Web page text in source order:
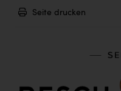
Seite drucken